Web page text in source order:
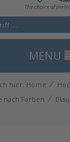
MENU
hier: Home ⁄
nach Farben ⁄